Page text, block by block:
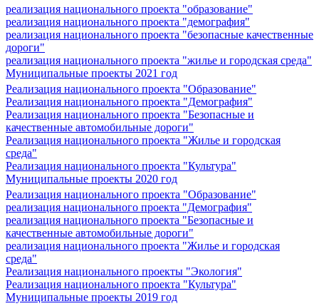
реализация национального проекта "образование"
реализация национального проекта "демография"
реализация национального проекта "безопасные качественные
дороги"
реализация национального проекта "жилье и городская среда"
Муниципальные проекты 2021 год
Реализация национального проекта "Образование"
Реализация национального проекта "Демография"
Реализация национального проекта "Безопасные и
качественные автомобильные дороги"
Реализация национального проекта "Жилье и городская
среда"
Реализация национального проекта "Культура"
Муниципальные проекты 2020 год
Реализация национального проекта "Образование"
реализация национального проекта "Демография"
реализация национального проекта "Безопасные и
качественные автомобильные дороги"
реализация национального проекта "Жилье и городская
среда"
Реализация национального проекты "Экология"
Реализация национального проекта "Культура"
Муниципальные проекты 2019 год